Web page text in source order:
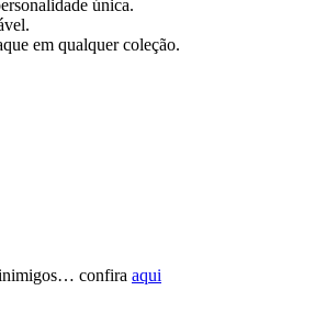
única.
em qualquer coleção.
inimigos… confira aqui